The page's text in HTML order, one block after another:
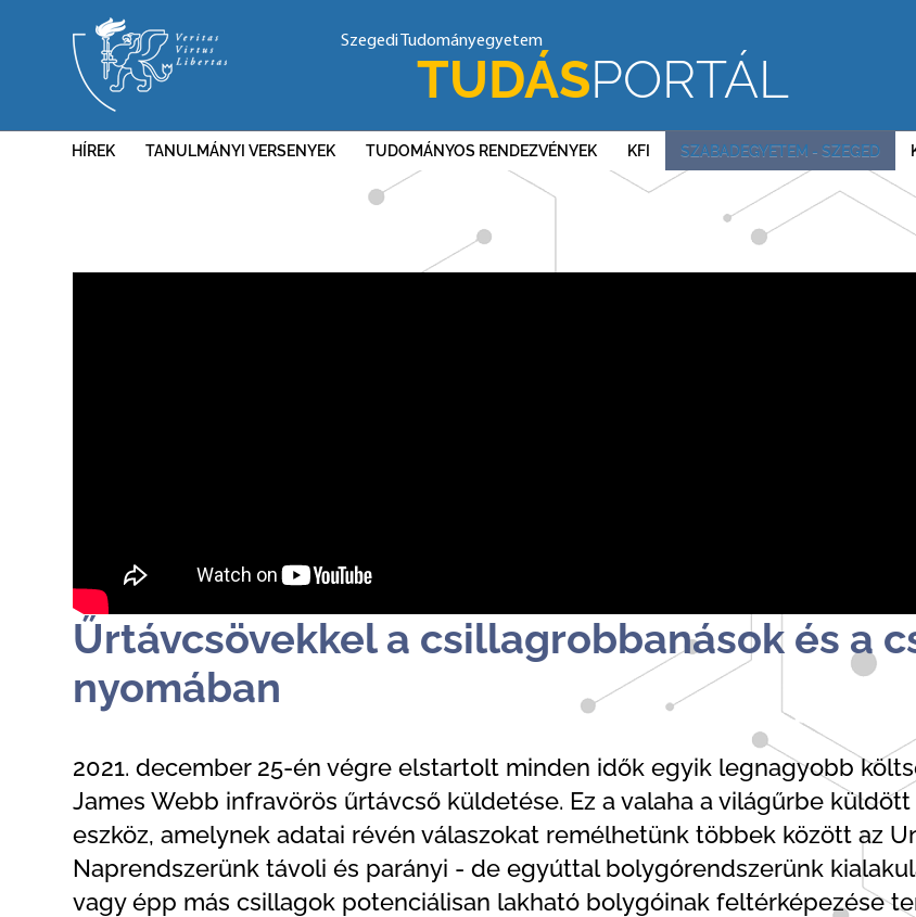
Szegedi Tudományegyetem
TUDÁSPORTÁL
HÍREK TANULMÁNYI VERSENYEK TUDOMÁNYOS RENDEZVÉNYEK KFI SZABADEGYETEM - SZEGED
Űrtávcsövekkel a csillagrobbanások és a
nyomában
2021. december 25-én végre elstartolt minden idők egyik legnagyobb
James Webb infravörös űrtávcső küldetése. Ez a valaha a világűrbe
eszköz, amelynek adatai révén válaszokat remélhetünk többek között az
Naprendszerünk távoli és parányi - de egyúttal bolygórendszerünk
vagy épp más csillagok potenciálisan lakható bolygóinak feltérképezése